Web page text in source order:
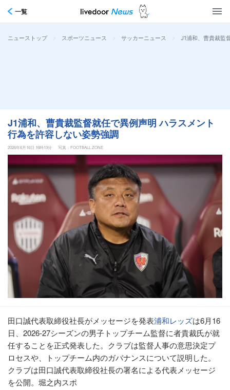
一覧
ニューストップ > スポーツニュース > サッカーニュース > J1浦和、曹貴裁監
J1浦和、曹貴裁監督就任で異例声明 ハラスメント
行為を許容しない姿勢強調
2026年6月16日 16時13分 写真：FOOTBALL ZONE
田口誠代表取締役社長がメッセージを発表浦和レッズは6月16
日、2026-27シーズンの男子トップチーム監督に者貴裁氏が就
任することを正式発表した。クラブは監督人事の意思決定プ
ロセスや、トップチーム内のガバナンスについて説明した。
クラブは田口誠代表取締役社長の署名による代表メッセージ
を公開。堀之内スポ